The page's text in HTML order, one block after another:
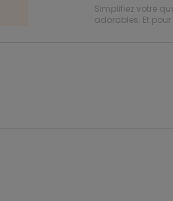
Simplifiez votre
adorables. Et